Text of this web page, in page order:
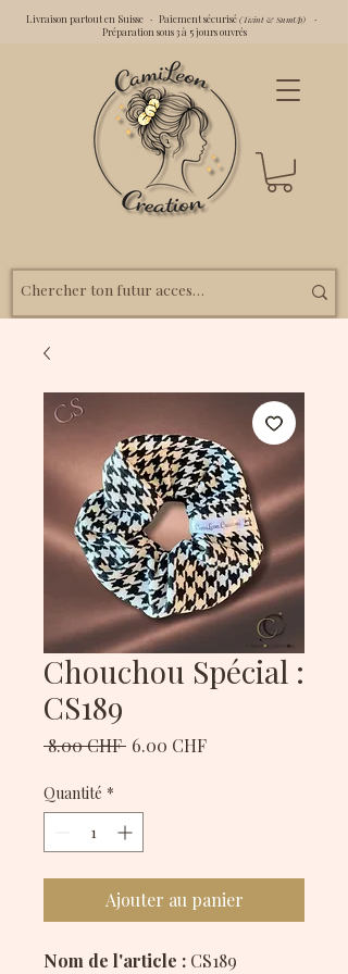
Livraison partout en Suisse · Paiement sécurisé(Twint & SumUp)
·
Préparation sous 3 à 5 jours ouvrés
Chouchou Spécial :
CS189
8.00 CHF Prix
6.00 CHFPrix
Quantité *
Ajouter au panier
Nom de l'article : CS189